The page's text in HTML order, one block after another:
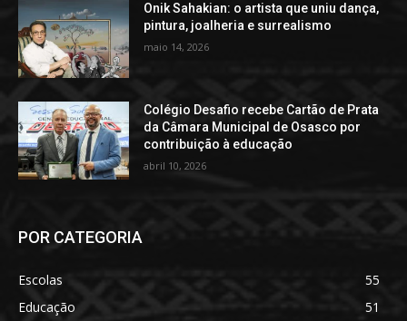
Onik Sahakian: o artista que uniu dança,
pintura, joalheria e surrealismo
maio 14, 2026
Colégio Desafio recebe Cartão de Prata
da Câmara Municipal de Osasco por
contribuição à educação
abril 10, 2026
POR CATEGORIA
Escolas
55
Educação
51